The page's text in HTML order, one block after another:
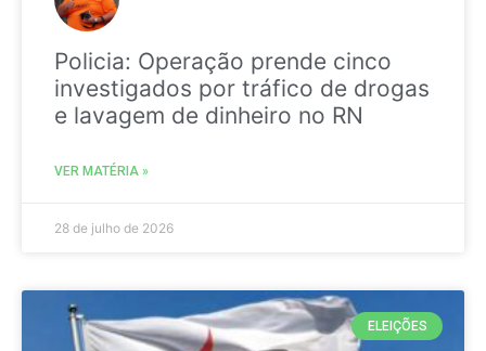
Policia: Operação prende cinco
investigados por tráfico de drogas
e lavagem de dinheiro no RN
VER MATÉRIA »
28 de julho de 2026
ELEIÇÕES